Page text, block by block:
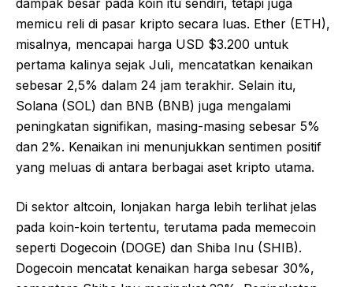
dampak besar pada koin itu sendiri, tetapi juga
memicu reli di pasar kripto secara luas. Ether (ETH),
misalnya, mencapai harga USD $3.200 untuk
pertama kalinya sejak Juli, mencatatkan kenaikan
sebesar 2,5% dalam 24 jam terakhir. Selain itu,
Solana (SOL) dan BNB (BNB) juga mengalami
peningkatan signifikan, masing-masing sebesar 5%
dan 2%. Kenaikan ini menunjukkan sentimen positif
yang meluas di antara berbagai aset kripto utama.
Di sektor altcoin, lonjakan harga lebih terlihat jelas
pada koin-koin tertentu, terutama pada memecoin
seperti Dogecoin (DOGE) dan Shiba Inu (SHIB).
Dogecoin mencatat kenaikan harga sebesar 30%,